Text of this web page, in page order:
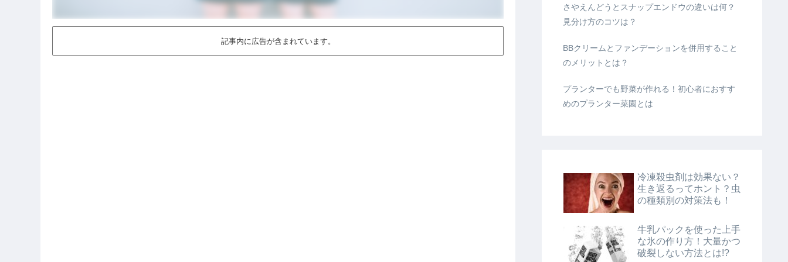
記事内に広告が含まれています。
さやえんどうとスナップエンドウの違いは何？
見分け方のコツは？
BBクリームとファンデーションを併用すること
のメリットとは？
プランターでも野菜が作れる！初心者におすす
めのプランター菜園とは
冷凍殺虫剤は効果ない？
生き返るってホント？虫
の種類別の対策法も！
牛乳パックを使った上手
な氷の作り方！大量かつ
破裂しない方法とは!?